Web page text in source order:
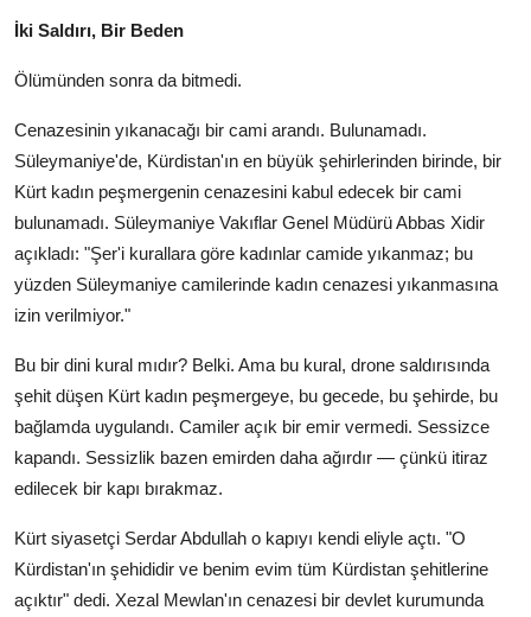
İki Saldırı, Bir Beden
Ölümünden sonra da bitmedi.
Cenazesinin yıkanacağı bir cami arandı. Bulunamadı.
Süleymaniye'de, Kürdistan'ın en büyük şehirlerinden birinde, bir
Kürt kadın peşmergenin cenazesini kabul edecek bir cami
bulunamadı. Süleymaniye Vakıflar Genel Müdürü Abbas Xidir
açıkladı: "Şer'i kurallara göre kadınlar camide yıkanmaz; bu
yüzden Süleymaniye camilerinde kadın cenazesi yıkanmasına
izin verilmiyor."
Bu bir dini kural mıdır? Belki. Ama bu kural, drone saldırısında
şehit düşen Kürt kadın peşmergeye, bu gecede, bu şehirde, bu
bağlamda uygulandı. Camiler açık bir emir vermedi. Sessizce
kapandı. Sessizlik bazen emirden daha ağırdır — çünkü itiraz
edilecek bir kapı bırakmaz.
Kürt siyasetçi Serdar Abdullah o kapıyı kendi eliyle açtı. "O
Kürdistan'ın şehididir ve benim evim tüm Kürdistan şehitlerine
açıktır" dedi. Xezal Mewlan'ın cenazesi bir devlet kurumunda